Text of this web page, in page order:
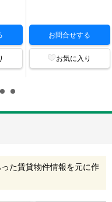
お問合せする
お気に入り
た賃貸物件情報を元に作